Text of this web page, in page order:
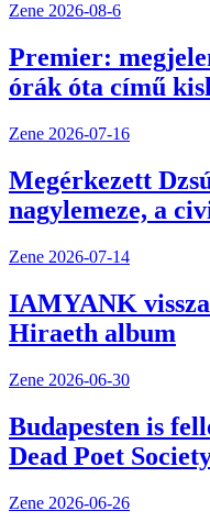
Zene 2026-08-6
Premier:
órák óta című
Zene 2026-07-16
Megérkezett
nagylemeze, a
Zene 2026-07-14
IAMYANK
Hiraeth album
Zene 2026-06-30
Budapesten is
Dead Poet
Zene 2026-06-26